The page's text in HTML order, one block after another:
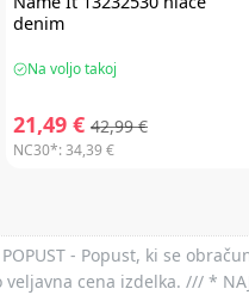
denim
Na voljo takoj
21,49 € 42,99 €
NC30*:34,39 €
- Popust, ki se
cena izdelka. /// *